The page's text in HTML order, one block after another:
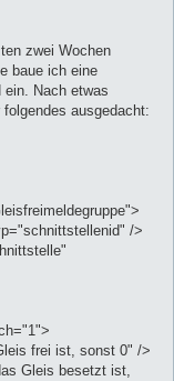
zwei Wochen
baue ich eine
ein. Nach etwas
ausgedacht:
/>
frei ist, sonst 0" />
Gleis besetzt ist,